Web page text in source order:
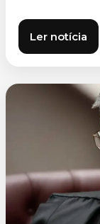
Ler notícia